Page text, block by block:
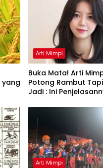
Arti Mimpi
Buka Mata! Arti
Potong Rambut
Jadi : Ini
Arti Mimpi